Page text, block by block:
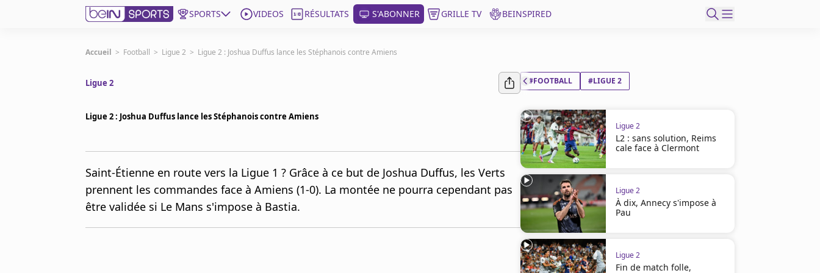
SPORTS VIDEOS RÉSULTATS S'ABONNER GRILLE TV BEINSPIRED
beIN SPORTS CONNECT
Gérer les notifications
Contactez nous
Accueil > Football > Ligue 2 > Ligue 2 : Joshua Duffus lance les Stéphanois contre Amiens
Ligue 2
Ligue 2 : Joshua Duffus lance les Stéphanois contre Amiens
Saint-Étienne en route vers la Ligue 1 ? Grâce à ce but de Joshua Duffus, les Verts
prennent les commandes face à Amiens (1-0). La montée ne pourra cependant pas
être validée si Le Mans s'impose à Bastia.
#FOOTBALL #LIGUE 2
Ligue 2
L2 : sans solution, Reims
cale face à Clermont
Ligue 2
À dix, Annecy s'impose à
Pau
Ligue 2
Fin de match folle,